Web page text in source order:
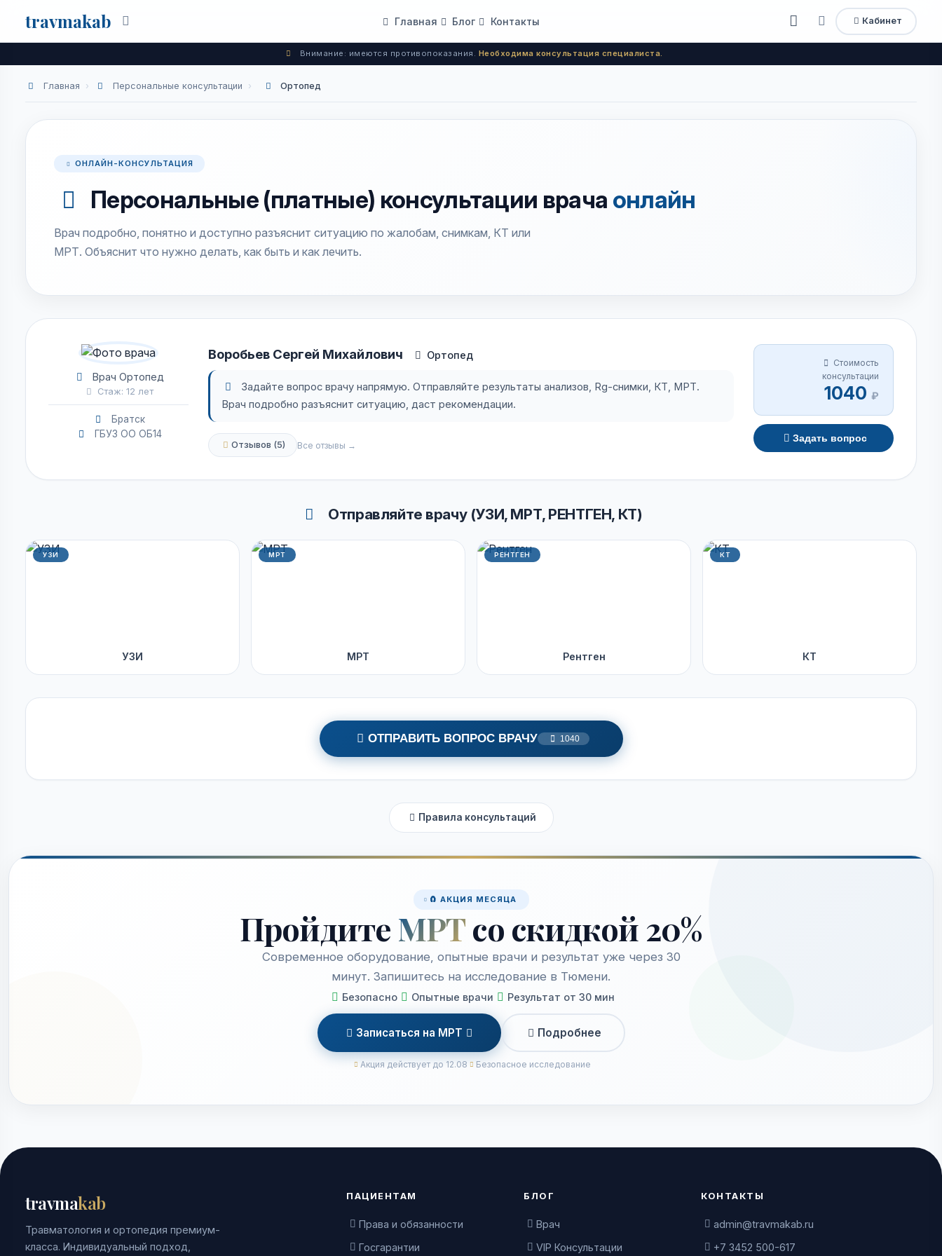
travmakab Поиск
Главная Блог Контакты
Открыть
меню
Быстрый
доступ
Кабинет
Внимание: имеются противопоказания. Необходима консультация специалиста.
Главная › Персональные консультации › Ортопед
ОНЛАЙН-КОНСУЛЬТАЦИЯ
Персональные (платные) консультации врача онлайн
Врач подробно, понятно и доступно разъяснит ситуацию по жалобам, снимкам, КТ или
МРТ. Объяснит что нужно делать, как быть и как лечить.
Врач Ортопед
Стаж: 12 лет
Братск
ГБУЗ ОО ОБ14
Воробьев Сергей Михайлович Ортопед
Задайте вопрос врачу напрямую. Отправляйте результаты анализов, Rg-снимки, КТ, МРТ.
Врач подробно разъяснит ситуацию, даст рекомендации.
Отзывов (5) Все отзывы →
Стоимость
консультации
1040 ₽
Задать вопрос
Отправляйте врачу (УЗИ, МРТ, РЕНТГЕН, КТ)
УЗИ
УЗИ
МРТ
МРТ
РЕНТГЕН
Рентген
КТ
КТ
ОТПРАВИТЬ ВОПРОС ВРАЧУ 1040
Правила консультаций
🧲 АКЦИЯ МЕСЯЦА
Пройдите МРТсо скидкой 20%
Современное оборудование, опытные врачи и результат уже через 30
минут. Запишитесь на исследование в Тюмени.
Безопасно Опытные врачи Результат от 30 мин
Записаться на МРТ Подробнее
Акция действует до 12.08 Безопасное исследование
travmakab
Травматология и ортопедия премиум-
класса. Индивидуальный подход,
ПАЦИЕНТАМ
Права и обязанности
Госгарантии
БЛОГ
Врач
VIP Консультации
КОНТАКТЫ
admin@travmakab.ru
+7 3452 500-617